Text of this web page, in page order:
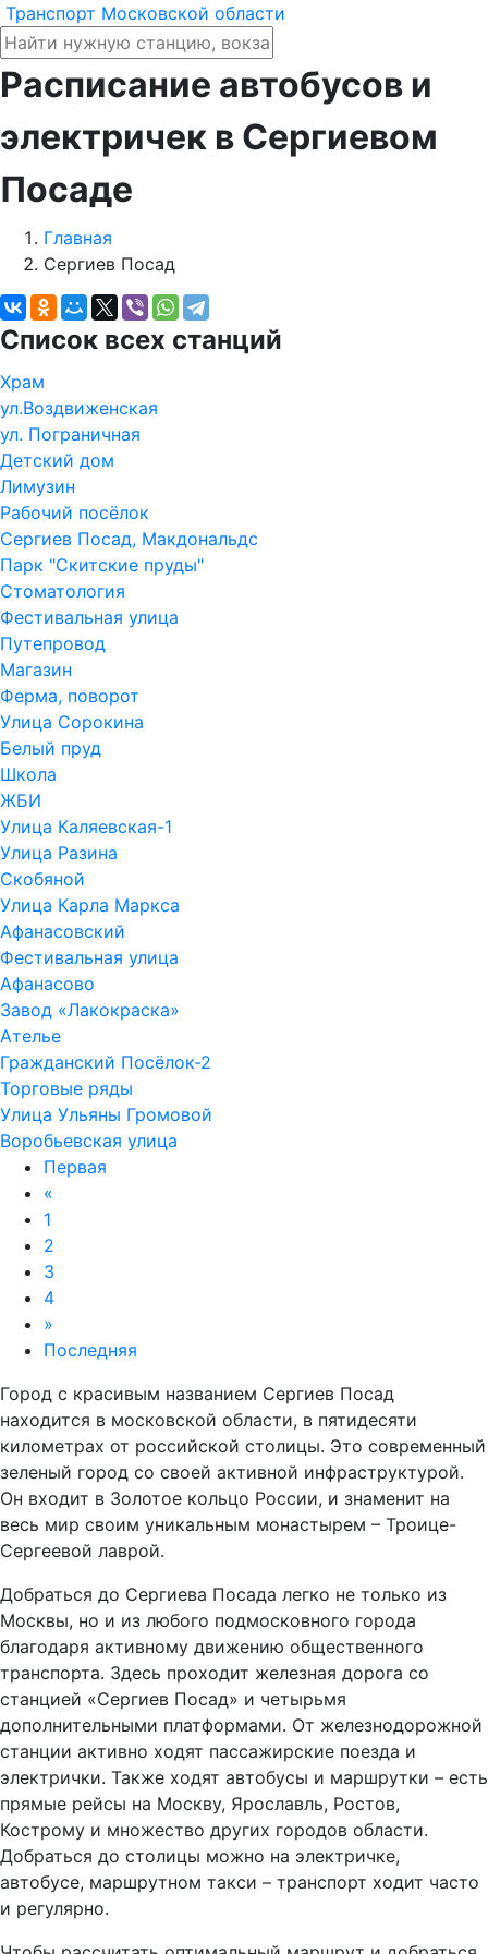
Транспорт Московской области
Расписание автобусов и
электричек в Сергиевом
Посаде
Главная
Сергиев Посад
Список всех станций
Храм
ул.Воздвиженская
ул. Пограничная
Детский дом
Лимузин
Рабочий посёлок
Сергиев Посад, Макдональдс
Парк "Скитские пруды"
Стоматология
Фестивальная улица
Путепровод
Магазин
Ферма, поворот
Улица Сорокина
Белый пруд
Школа
ЖБИ
Улица Каляевская-1
Улица Разина
Скобяной
Улица Карла Маркса
Афанасовский
Фестивальная улица
Афанасово
Завод «Лакокраска»
Ателье
Гражданский Посёлок-2
Торговые ряды
Улица Ульяны Громовой
Воробьевская улица
Первая
«
1
2
3
4
»
Последняя
Город с красивым названием Сергиев Посад
находится в московской области, в пятидесяти
километрах от российской столицы. Это современный
зеленый город со своей активной инфраструктурой.
Он входит в Золотое кольцо России, и знаменит на
весь мир своим уникальным монастырем – Троице-
Сергеевой лаврой.
Добраться до Сергиева Посада легко не только из
Москвы, но и из любого подмосковного города
благодаря активному движению общественного
транспорта. Здесь проходит железная дорога со
станцией «Сергиев Посад» и четырьмя
дополнительными платформами. От железнодорожной
станции активно ходят пассажирские поезда и
электрички. Также ходят автобусы и маршрутки – есть
прямые рейсы на Москву, Ярославль, Ростов,
Кострому и множество других городов области.
Добраться до столицы можно на электричке,
автобусе, маршрутном такси – транспорт ходит часто
и регулярно.